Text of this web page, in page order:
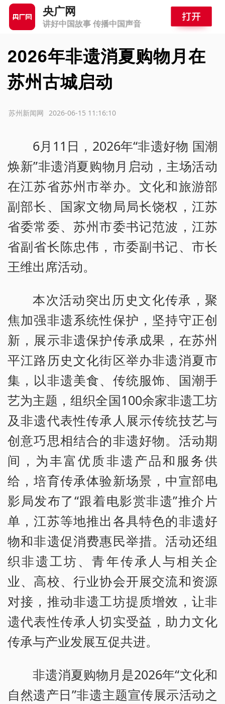
央广网
讲好中国故事 传播中国声音
2026年非遗消夏购物月在
苏州古城启动
2026-06-15 11:16:10
苏州新闻网
6月11日，2026年“非遗好物 国潮
焕新”非遗消夏购物月启动，主场活动
在江苏省苏州市举办。文化和旅游部
副部长、国家文物局局长饶权，江苏
省委常委、苏州市委书记范波，江苏
省副省长陈忠伟，市委副书记、市长
王维出席活动。
本次活动突出历史文化传承，聚
焦加强非遗系统性保护，坚持守正创
新，展示非遗保护传承成果，在苏州
平江路历史文化街区举办非遗消夏市
集，以非遗美食、传统服饰、国潮手
艺为主题，组织全国100余家非遗工坊
及非遗代表性传承人展示传统技艺与
创意巧思相结合的非遗好物。活动期
间，为丰富优质非遗产品和服务供
给，培育传承体验新场景，中宣部电
影局发布了“跟着电影赏非遗”推介片
单，江苏等地推出各具特色的非遗好
物和非遗促消费惠民举措。活动还组
织非遗工坊、青年传承人与相关企
业、高校、行业协会开展交流和资源
对接，推动非遗工坊提质增效，让非
遗代表性传承人切实受益，助力文化
传承与产业发展互促共进。
非遗消夏购物月是2026年“文化和
自然遗产日”非遗主题宣传展示活动之